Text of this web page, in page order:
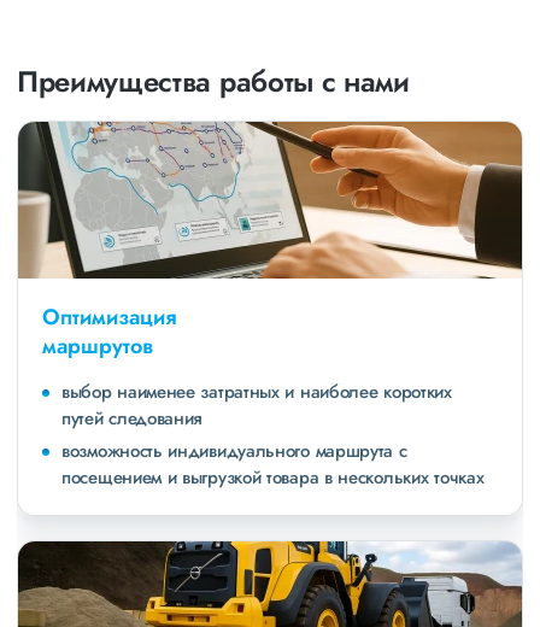
Преимущества работы с нами
Оптимизация
маршрутов
выбор наименее затратных и наиболее коротких
путей следования
возможность индивидуального маршрута с
посещением и выгрузкой товара в нескольких точках